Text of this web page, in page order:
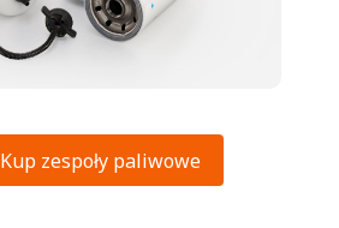
Kup zespoły paliwowe